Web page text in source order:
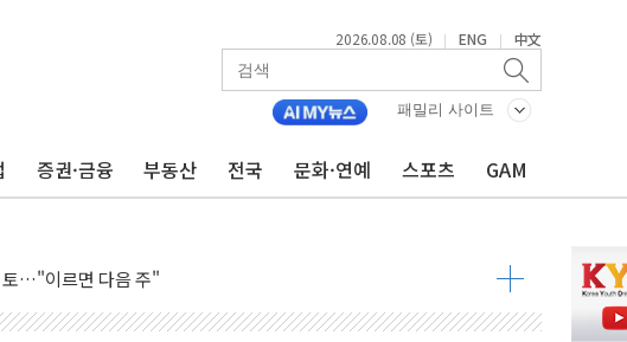
2026.08.08 (토) | ENG | 中文
패밀리 사이트
증권·금융 부동산 전국 문화·연예 스포츠 GAM
소에 9월 동결 전망 우세
위협정' 체결… 이스라엘·이란 위협에 맞설 자체 억지력 강화
중단 명령…트럼프 제동
최근 1주일 이상 '올스톱'… 美 해상봉쇄 영향